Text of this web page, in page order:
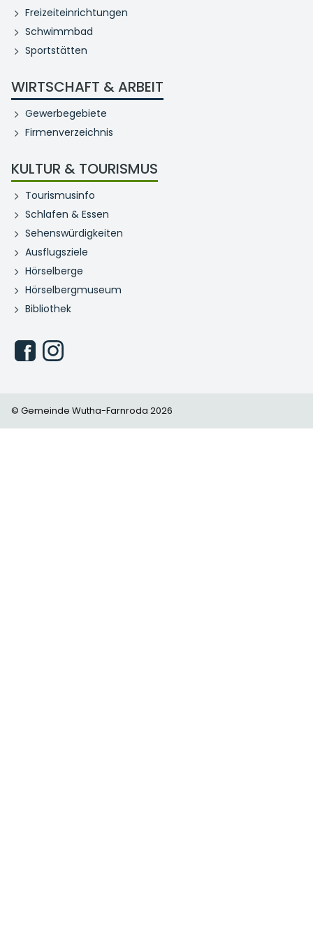
Freizeiteinrichtungen
Schwimmbad
Sportstätten
WIRTSCHAFT & ARBEIT
Gewerbegebiete
Firmenverzeichnis
KULTUR & TOURISMUS
Tourismusinfo
Schlafen & Essen
Sehenswürdigkeiten
Ausflugsziele
Hörselberge
Hörselbergmuseum
Bibliothek
© Gemeinde Wutha-Farnroda 2026